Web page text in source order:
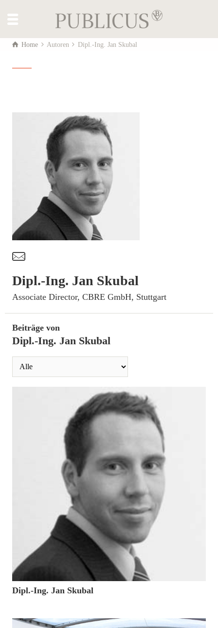
Home Autoren Dipl.-Ing. Jan Skubal
t
Dipl.-Ing. Jan Skubal
­Associate Director, CBRE GmbH, Stuttgart
Beiträge von
Dipl.-Ing. Jan Skubal
5. Januar 2017
Dipl.-Ing. Jan Skubal